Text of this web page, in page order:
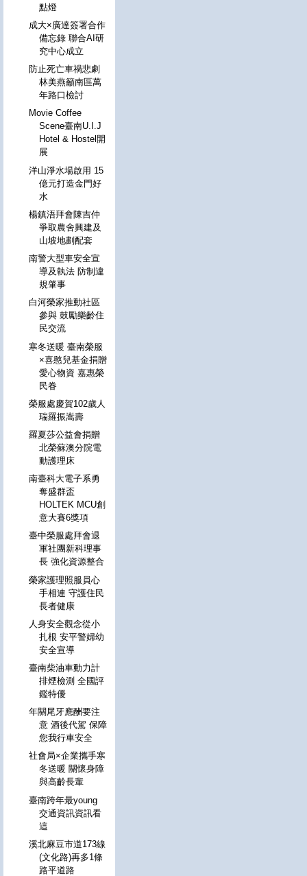
點燈
成大×廣達簽署合作
備忘錄 聯合AI研
究中心成立
防止死亡車禍悲劇
林美燕籲南區萬
年路口檢討
Movie Coffee
Scene臺南U.I.J
Hotel & Hostel開
展
洋山淨水場啟用 15
億元打造金門好
水
楊鎮浯拜會陳吉仲
爭取農舍興建及
山坡地劃配套
南警大型車安全宣
導及執法 防制違
規肇事
白河榮家推動社區
參與 鼓勵樂齡住
民交流
寒冬送暖 臺南榮服
×喜憨兒基金捐贈
愛心物資 嘉惠榮
民眷
榮服處慶賀102歲人
瑞羅振嵩壽
羅夏莎公益會捐贈
北榮蘇澳分院電
動護理床
南臺科大電子系勇
奪盛群盃
HOLTEK MCU創
意大賽6獎項
臺中榮服處拜會退
軍社團新科理事
長 強化資源整合
榮家護理照服員心
手相連 守護住民
長者健康
人身安全觀念從小
扎根 安平警婦幼
安全宣導
臺南柴油車動力計
排煙檢測 全國評
鑑特優
年關尾牙應酬要注
意 酒後代駕 保障
您我行車安全
社會局×企業攜手寒
冬送暖 關懷身障
與高齡長輩
臺南跨年最young
交通資訊資訊看
這
溪北麻豆市道173線
(文化路)再多1條
路平道路